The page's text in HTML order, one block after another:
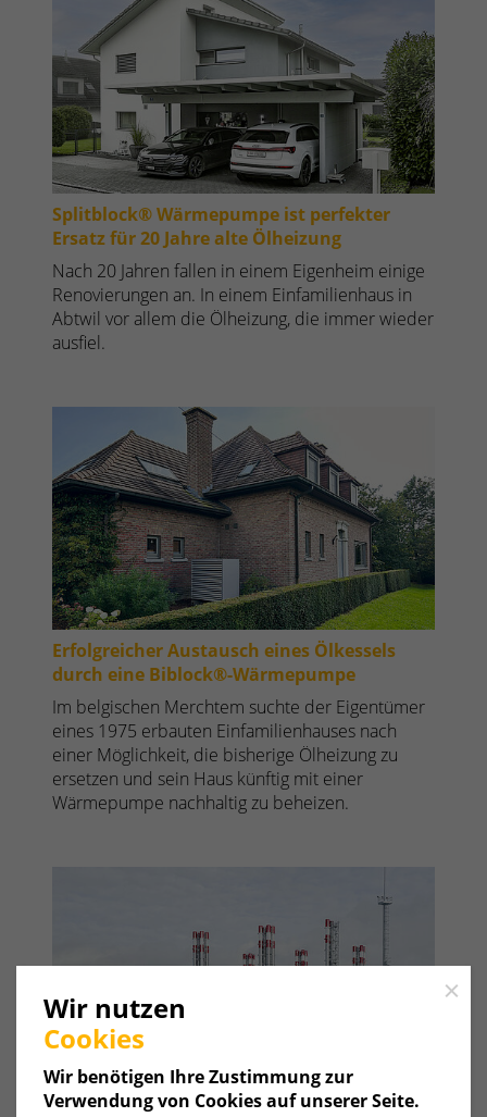
Splitblock® Wärmepumpe ist perfekter
Ersatz für 20 Jahre alte Ölheizung
Nach 20 Jahren fallen in einem Eigenheim einige
Renovierungen an. In einem Einfamilienhaus in
Abtwil vor allem die Ölheizung, die immer wieder
ausfiel.
Erfolgreicher Austausch eines Ölkessels
durch eine Biblock®-Wärmepumpe
Im belgischen Merchtem suchte der Eigentümer
eines 1975 erbauten Einfamilienhauses nach
einer Möglichkeit, die bisherige Ölheizung zu
ersetzen und sein Haus künftig mit einer
Wärmepumpe nachhaltig zu beheizen.
422 MW Fernwärme für die kasachische
Close
Wir nutzen
Cookies
Wir benötigen Ihre Zustimmung zur
Verwendung von Cookies auf unserer Seite.